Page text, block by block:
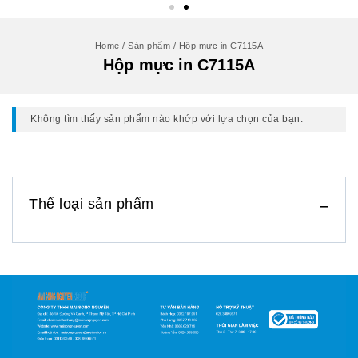
Home / Sản phẩm / Hộp mực in C7115A
Hộp mực in C7115A
Không tìm thấy sản phẩm nào khớp với lựa chọn của bạn.
Thể loại sản phẩm